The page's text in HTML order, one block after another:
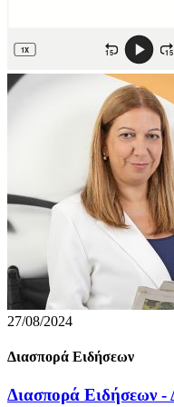
27/08/2024
Διασπορά Ειδήσεων
Διασπορά Ειδήσεων -